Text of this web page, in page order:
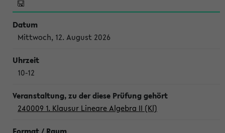
Mittwoch, 12. August 2026
10-12
240009 1. Klausur Lineare Algebra II (Kl)